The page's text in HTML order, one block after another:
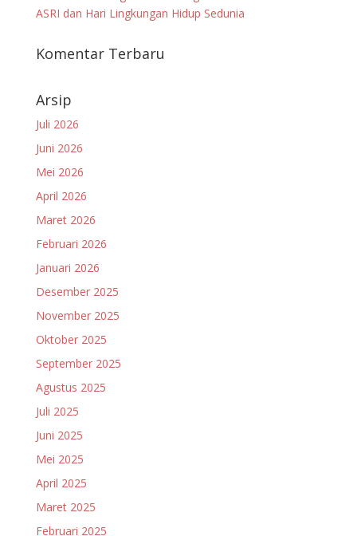
ASRI dan Hari Lingkungan Hidup Sedunia
Komentar Terbaru
Arsip
Juli 2026
Juni 2026
Mei 2026
April 2026
Maret 2026
Februari 2026
Januari 2026
Desember 2025
November 2025
Oktober 2025
September 2025
Agustus 2025
Juli 2025
Juni 2025
Mei 2025
April 2025
Maret 2025
Februari 2025